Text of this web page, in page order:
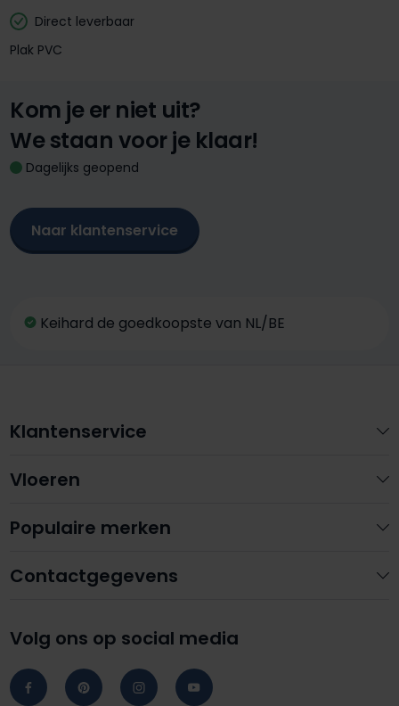
Direct leverbaar
Plak PVC
Kom je er niet uit?
We staan voor je klaar!
Dagelijks geopend
Naar klantenservice
Keihard de goedkoopste van NL/BE
Contactgegevens
Volg ons op social media
Klantenservice
Vloeren
Populaire merken